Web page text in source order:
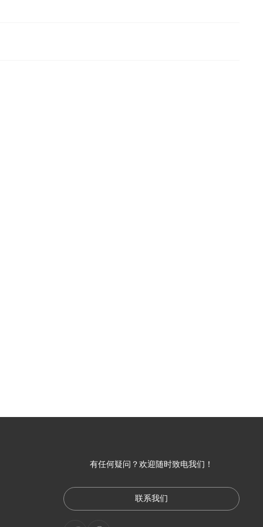
有任何疑问？欢迎随时致电我们！
联系我们